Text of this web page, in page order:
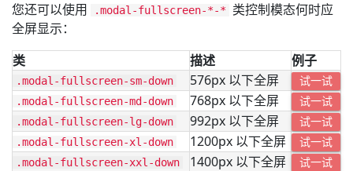
您还可以使用 .modal-fullscreen-*-*
类控制模态何时应
全屏显示：
类
描述 例子
.modal-fullscreen-sm-down 576px 以下全屏 试一试
.modal-fullscreen-md-down 768px 以下全屏 试一试
.modal-fullscreen-lg-down 992px 以下全屏 试一试
.modal-fullscreen-xl-down 1200px 以下全屏 试一试
.modal-fullscreen-xxl-down 1400px 以下全屏 试一试